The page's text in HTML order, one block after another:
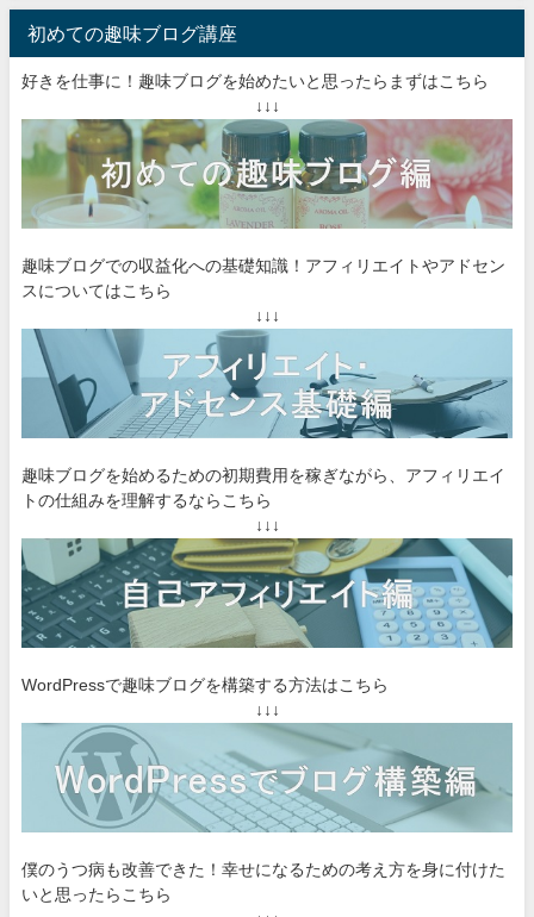
初めての趣味ブログ講座
好きを仕事に！趣味ブログを始めたいと思ったらまずはこちら
↓↓↓
趣味ブログでの収益化への基礎知識！アフィリエイトやアドセン
スについてはこちら
↓↓↓
趣味ブログを始めるための初期費用を稼ぎながら、アフィリエイ
トの仕組みを理解するならこちら
↓↓↓
WordPressで趣味ブログを構築する方法はこちら
↓↓↓
僕のうつ病も改善できた！幸せになるための考え方を身に付けた
いと思ったらこちら